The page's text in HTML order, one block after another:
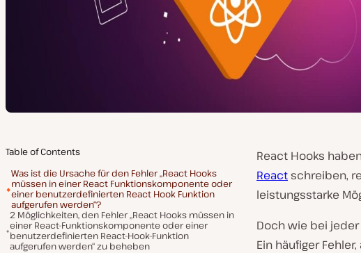
Table of Contents
Was ist die Ursache für den Fehler „React Hooks
müssen in einer React Funktionskomponente oder
einer benutzerdefinierten React Hook Funktion
aufgerufen werden“?
2 Möglichkeiten, den Fehler „React Hooks müssen in
einer React-Funktionskomponente oder einer
benutzerdefinierten React-Hook-Funktion
aufgerufen werden“ zu beheben
React Hooks
React schreiben,
leistungsstarke
Doch wie bei
Ein häufiger